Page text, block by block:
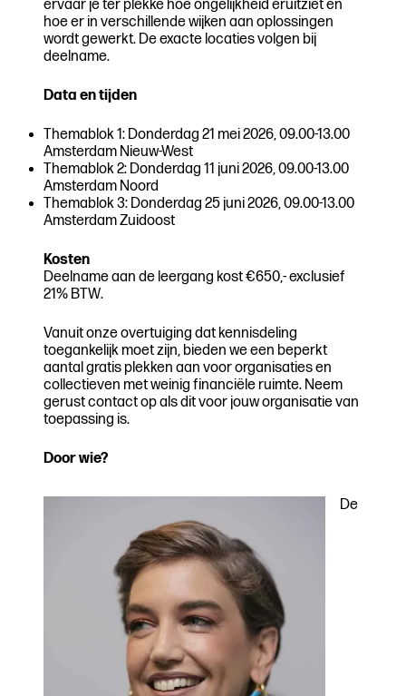
ervaar je ter plekke hoe ongelijkheid eruitziet en
hoe er in verschillende wijken aan oplossingen
wordt gewerkt. De exacte locaties volgen bij
deelname.
Data en tijden
Themablok 1: Donderdag 21 mei 2026, 09.00-13.00
Amsterdam Nieuw-West
Themablok 2: Donderdag 11 juni 2026, 09.00-13.00
Amsterdam Noord
Themablok 3: Donderdag 25 juni 2026, 09.00-13.00
Amsterdam Zuidoost
Kosten
Deelname aan de leergang kost €650,- exclusief
21% BTW.
Vanuit onze overtuiging dat kennisdeling
toegankelijk moet zijn, bieden we een beperkt
aantal gratis plekken aan voor organisaties en
collectieven met weinig financiële ruimte. Neem
gerust contact op als dit voor jouw organisatie van
toepassing is.
Door wie?
De